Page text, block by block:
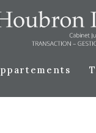
appartements